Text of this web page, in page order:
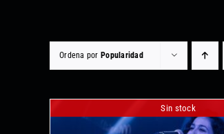
Ordena por Popularidad
Sin stock